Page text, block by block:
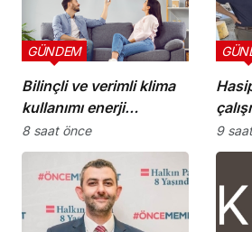
Bilinçli ve verimli klima
kullanımı enerji
tüketimini azaltıyor
GÜNDEM
8 saat önce 9